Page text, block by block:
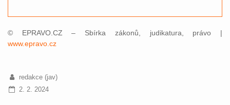
© EPRAVO.CZ – Sbírka zákonů, judikatura, právo |
www.epravo.cz
redakce (jav)
2. 2. 2024